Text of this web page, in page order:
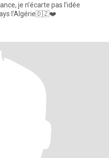
je n’écarte pas l’idée
l’Algérie🇩🇿❤️